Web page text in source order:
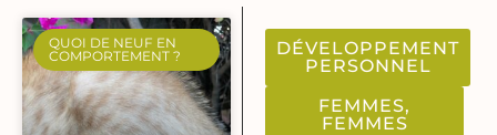
QUOI DE NEUF EN
COMPORTEMENT ?
DÉVELOPPEMENT
PERSONNEL
FEMMES,
FEMMES